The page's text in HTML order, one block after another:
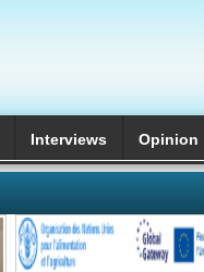
Interviews Opinion